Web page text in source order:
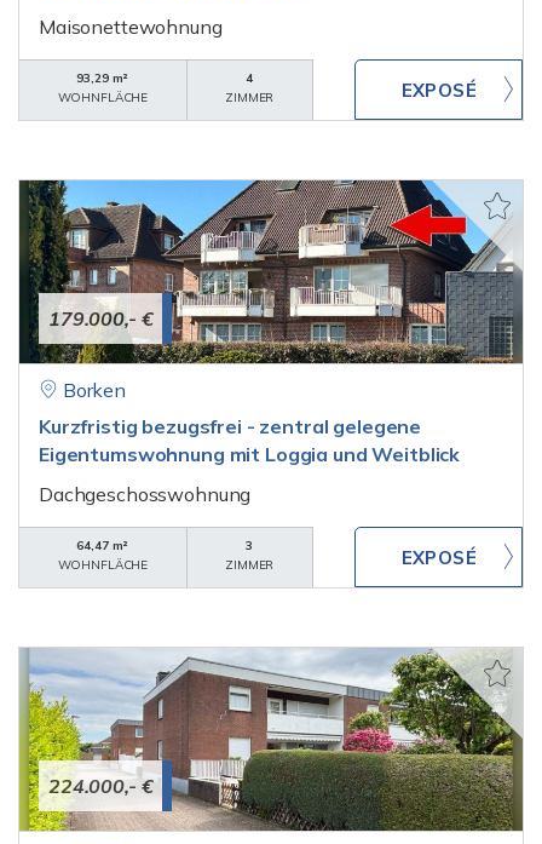
Maisonettewohnung
93,29 m²
WOHNFLÄCHE
4
ZIMMER
179.000,- €
Borken
Kurzfristig bezugsfrei - zentral gelegene
Eigentumswohnung mit Loggia und Weitblick
Dachgeschosswohnung
64,47 m²
WOHNFLÄCHE
3
ZIMMER
224.000,- €